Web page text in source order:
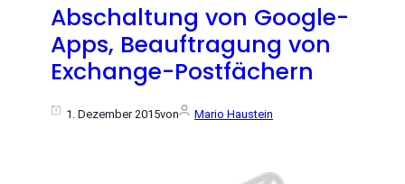
Abschaltung von Google-
Apps, Beauftragung von
Exchange-Postfächern
1. Dezember 2015von Mario Haustein